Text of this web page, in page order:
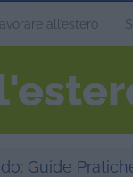
Lavorare all’estero
Guide